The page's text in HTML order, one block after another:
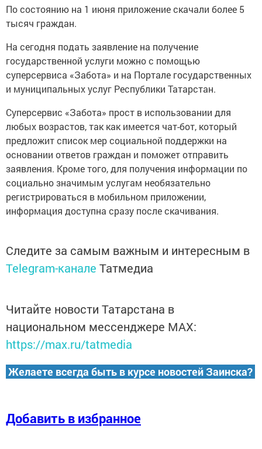
По состоянию на 1 июня приложение скачали более 5
тысяч граждан.
На сегодня подать заявление на получение
государственной услуги можно с помощью
суперсервиса «Забота» и на Портале государственных
и муниципальных услуг Республики Татарстан.
Суперсервис «Забота» прост в использовании для
любых возрастов, так как имеется чат-бот, который
предложит список мер социальной поддержки на
основании ответов граждан и поможет отправить
заявления. Кроме того, для получения информации по
социально значимым услугам необязательно
регистрироваться в мобильном приложении,
информация доступна сразу после скачивания.
Следите за самым важным и интересным в
Telegram-канале Татмедиа
Читайте новости Татарстана в
национальном мессенджере MАХ:
https://max.ru/tatmedia
Желаете всегда быть в курсе новостей Заинска?
Добавить в избранное